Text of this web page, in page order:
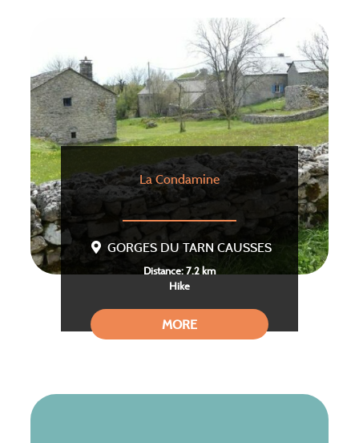
La Condamine
GORGES DU TARN CAUSSES
Distance: 7.2 km
Hike
MORE